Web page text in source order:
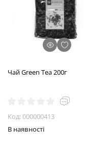
Чай Green Tea 200г
Код: 000000413
В наявності